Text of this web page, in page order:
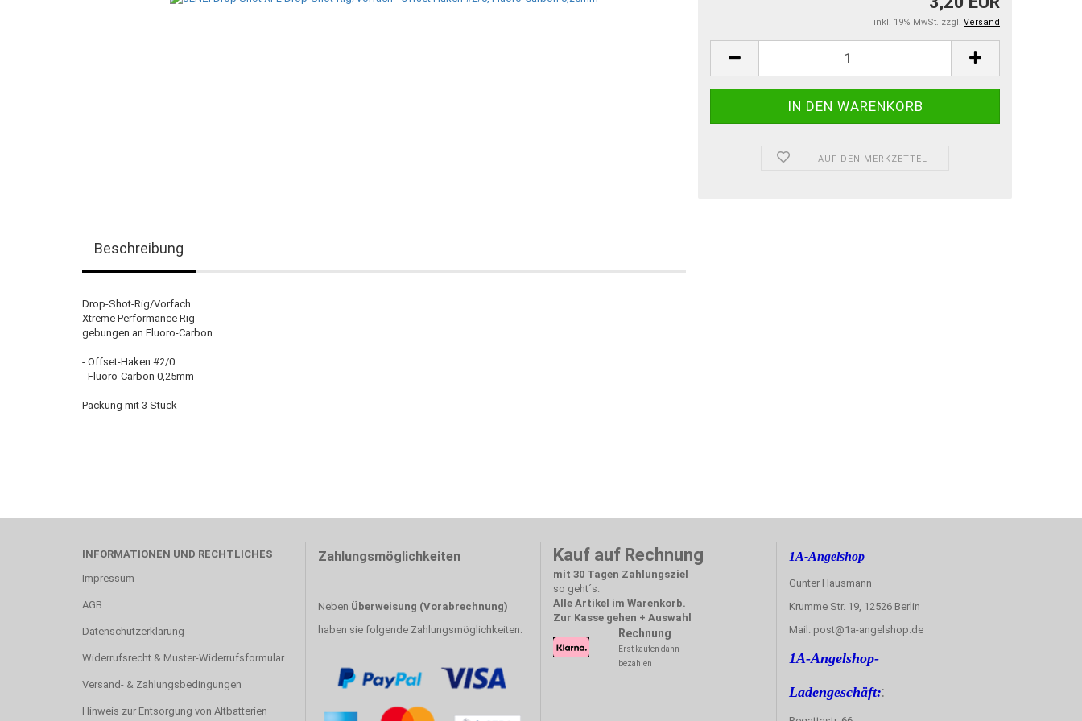
inkl. 19% MwSt. zzgl. Versand
AUF DEN MERKZETTEL
Beschreibung
Drop-Shot-Rig/Vorfach
Xtreme Performance Rig
gebungen an Fluoro-Carbon
- Offset-Haken #2/0
- Fluoro-Carbon 0,25mm
Packung mit 3 Stück
INFORMATIONEN UND RECHTLICHES
Impressum
AGB
Datenschutzerklärung
Widerrufsrecht & Muster-Widerrufsformular
Versand- & Zahlungsbedingungen
Hinweis zur Entsorgung von Altbatterien
Zahlungsmöglichkeiten
Neben Überweisung (Vorabrechnung)
haben sie folgende Zahlungsmöglichkeiten:
Kauf auf Rechnung
mit 30 Tagen Zahlungsziel
so geht´s:
Alle Artikel im Warenkorb.
Zur Kasse gehen + Auswahl
Rechnung
Erst kaufen dann
bezahlen
1A-Angelshop
Gunter Hausmann
Krumme Str. 19, 12526 Berlin
Mail: post@1a-angelshop.de
1A-Angelshop-
Ladengeschäft::